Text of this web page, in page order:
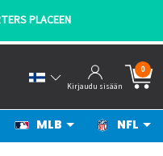
PLACEEN
Kirjaudu sisään
0
MLB NFL